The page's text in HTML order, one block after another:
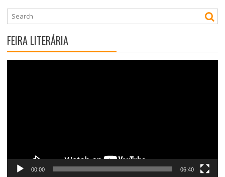
FEIRA LITERÁRIA
00:00 06:40